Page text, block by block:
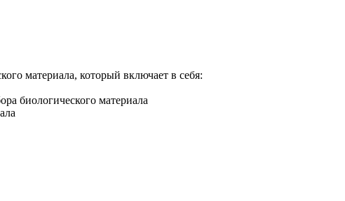
материала, который включает в себя:
биологического материала